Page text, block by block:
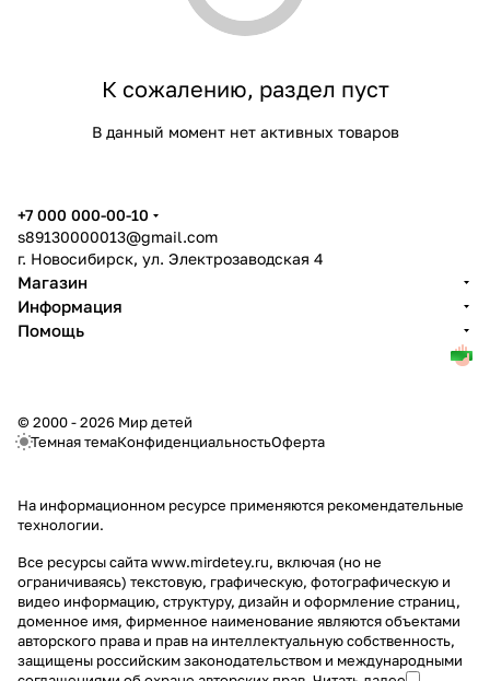
К сожалению, раздел пуст
В данный момент нет активных товаров
+7 000 000-00-10
s89130000013@gmail.com
г. Новосибирск, ул. Электрозаводская 4
Магазин
Информация
Помощь
© 2000 - 2026 Мир детей
Темная темаКонфиденциальностьОферта
На информационном ресурсе применяются рекомендательные
технологии.
Все ресурсы сайта www.mirdetey.ru, включая (но не
ограничиваясь) текстовую, графическую, фотографическую и
видео информацию, структуру, дизайн и оформление страниц,
доменное имя, фирменное наименование являются объектами
авторского права и прав на интеллектуальную собственность,
защищены российским законодательством и международными